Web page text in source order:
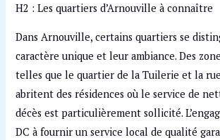
H2 : Les quartiers d’Arnouville à connaître
Dans Arnouville, certains quartiers se
caractère unique et leur ambiance. Des
telles que le quartier de la Tuilerie et la
abritent des résidences où le service de
décès est particulièrement sollicité.
DC à fournir un service local de qualité